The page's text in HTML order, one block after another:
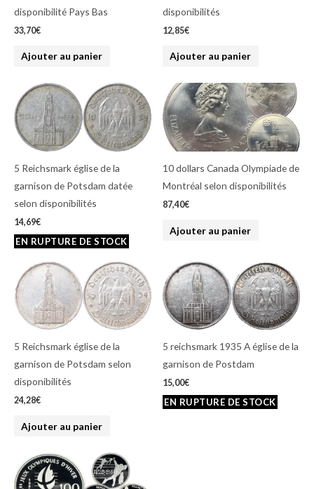
disponibilité Pays Bas
33,70€
Ajouter au panier
disponibilités
12,85€
Ajouter au panier
5 Reichsmark église de la
garnison de Potsdam datée
selon disponibilités
14,69€
10 dollars Canada Olympiade de
Montréal selon disponibilités
87,40€
Ajouter au panier
5 Reichsmark église de la
garnison de Potsdam selon
disponibilités
24,28€
Ajouter au panier
5 reichsmark 1935 A église de la
garnison de Postdam
15,00€